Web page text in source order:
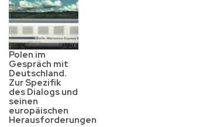
Polen im
Gespräch mit
Deutschland.
Zur Spezifik
des Dialogs und
seinen
europäischen
Herausforderungen